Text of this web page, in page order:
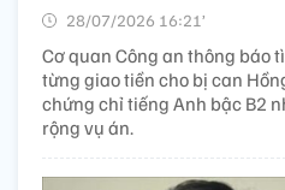
28/07/2026 16:21’
Cơ quan Công an thông báo
từng giao tiền cho bị can
chứng chỉ tiếng Anh bậc B2
rộng vụ án.